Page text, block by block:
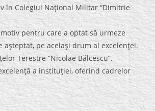
în Colegiul Naţional Militar “Dimitrie
pentru care a optat să urmeze
aşteptat, pe acelaşi drum al excelenţei.
Terestre “Nicolae Bălcescu”.
a instituţiei, oferind cadrelor